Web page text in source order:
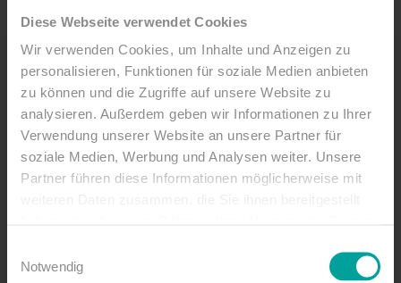
Diese Webseite verwendet Cookies
Wir verwenden Cookies, um Inhalte und Anzeigen zu
personalisieren, Funktionen für soziale Medien anbieten
zu können und die Zugriffe auf unsere Website zu
analysieren. Außerdem geben wir Informationen zu Ihrer
Verwendung unserer Website an unsere Partner für
soziale Medien, Werbung und Analysen weiter. Unsere
Partner führen diese Informationen möglicherweise mit
Notwendig
Rabatt von 20% auf den Eintrittspreis in die
Dünen-Therme.
Ruhe trifft Aktivität
Wenn Sie nicht nur gern am Strand oder in der
Dünen-Therme entspannen, sondern auch St.
Peter-Ording erkunden möchten, dann ist das
StrandGut Resort Hotel an der Nordsee der
Deutschlands größter Seehundanlage ist ein